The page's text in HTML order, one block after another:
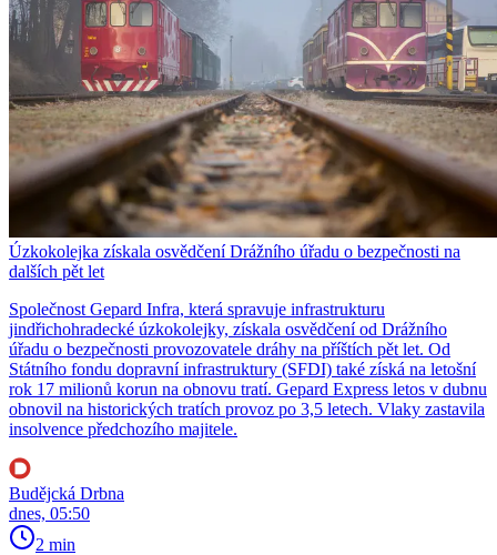
Úzkokolejka získala osvědčení Drážního úřadu o bezpečnosti na
dalších pět let
Společnost Gepard Infra, která spravuje infrastrukturu
jindřichohradecké úzkokolejky, získala osvědčení od Drážního
úřadu o bezpečnosti provozovatele dráhy na příštích pět let. Od
Státního fondu dopravní infrastruktury (SFDI) také získá na letošní
rok 17 milionů korun na obnovu tratí. Gepard Express letos v dubnu
obnovil na historických tratích provoz po 3,5 letech. Vlaky zastavila
insolvence předchozího majitele.
Budějcká Drbna
dnes, 05:50
2 min